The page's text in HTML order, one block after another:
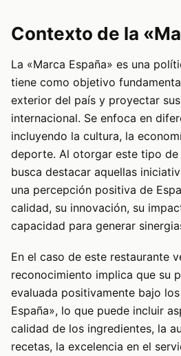
Contexto de la
La «Marca España» es una
tiene como objetivo
exterior del país y proyectar
internacional. Se enfoca en
incluyendo la cultura, la
deporte. Al otorgar este tipo de
busca destacar aquellas
una percepción positiva de
calidad, su innovación, su
capacidad para generar
En el caso de este restaurante
reconocimiento implica que su
evaluada positivamente bajo
España», lo que puede incluir
calidad de los ingredientes, la
recetas, la excelencia en el